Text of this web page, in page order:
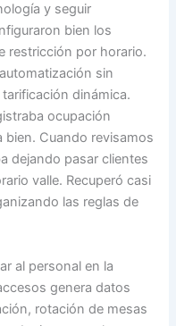
y seguir
bien los
restricción por horario.
sin
dinámica.
ocupación
Cuando revisamos
dejando pasar clientes
valle. Recuperó casi
las reglas de
al personal en la
genera datos
rotación de mesas